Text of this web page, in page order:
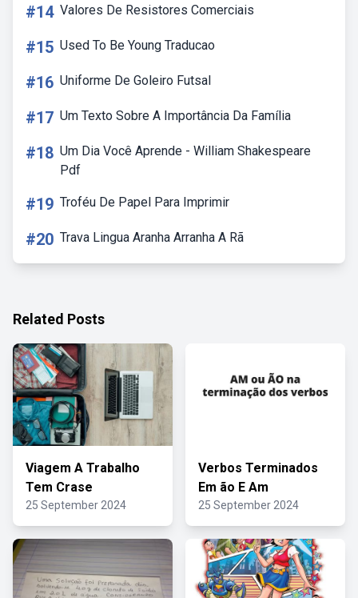
#14 Valores De Resistores Comerciais
#15 Used To Be Young Traducao
#16 Uniforme De Goleiro Futsal
#17 Um Texto Sobre A Importância Da Família
#18 Um Dia Você Aprende - William Shakespeare
Pdf
#19 Troféu De Papel Para Imprimir
#20 Trava Lingua Aranha Arranha A Rã
Related Posts
Viagem A Trabalho
Tem Crase
25 September 2024
Verbos Terminados
Em ão E Am
25 September 2024